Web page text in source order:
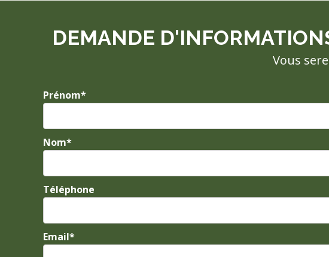
DEMANDE
Vous
Prénom*
Nom*
Téléphone
Email*